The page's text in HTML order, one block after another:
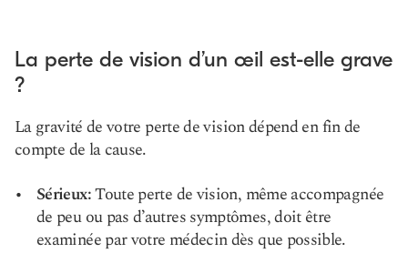
La perte de vision d’un œil est-elle grave
?
La gravité de votre perte de vision dépend en fin de
compte de la cause.
Sérieux:Toute perte de vision, même accompagnée
de peu ou pas d’autres symptômes, doit être
examinée par votre médecin dès que possible.